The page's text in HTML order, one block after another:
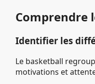
Comprendre
Identifier les
Le basketball
motivations et